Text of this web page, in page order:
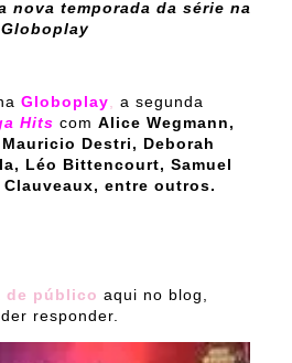
nova temporada da série na
Globoplay
Globoplay, a segunda
Hits com Alice Wegmann,
Destri, Deborah
Léo Bittencourt, Samuel
entre outros.
de público aqui no blog,
responder.